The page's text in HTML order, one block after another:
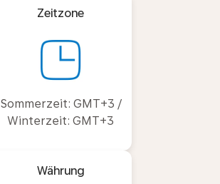
Zeitzone
Sommerzeit: GMT+3 /
Winterzeit: GMT+3
Währung